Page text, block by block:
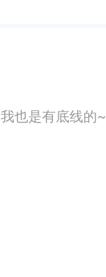
我也是有底线的~